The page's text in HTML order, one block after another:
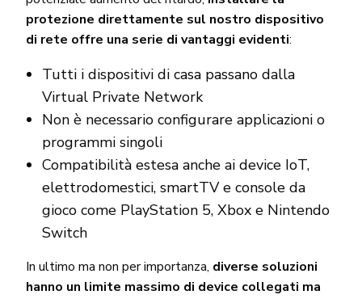
protezione direttamente sul nostro dispositivo
di rete offre una serie di vantaggi evidenti:
Tutti i dispositivi di casa passano dalla
Virtual Private Network
Non è necessario configurare applicazioni o
programmi singoli
Compatibilità estesa anche ai device IoT,
elettrodomestici, smartTV e console da
gioco come PlayStation 5, Xbox e Nintendo
Switch
In ultimo ma non per importanza, diverse soluzioni
hanno un limite massimo di device collegati ma